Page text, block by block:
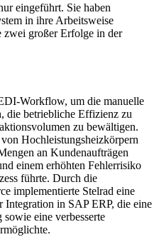
eingeführt. Sie haben
in ihre Arbeitsweise
großer Erfolge in der
Workflow, um die manuelle
die betriebliche Effizienz zu
zu bewältigen.
Hochleistungsheizkörpern
an Kundenaufträgen
einem erhöhten Fehlerrisiko
führte. Durch die
implementierte Stelrad eine
in SAP ERP, die eine
eine verbesserte